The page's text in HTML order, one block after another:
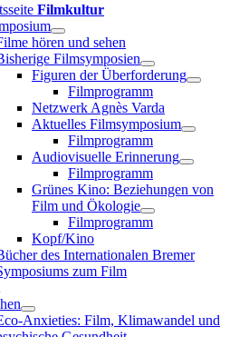
Filmkultur
hören und sehen
Filmsymposien
Figuren der Überforderung
Filmprogramm
Netzwerk Agnès Varda
Aktuelles Filmsymposium
Filmprogramm
Audiovisuelle Erinnerung
Filmprogramm
Grünes Kino: Beziehungen von
Film und Ökologie
Filmprogramm
Kopf/Kino
des Internationalen Bremer
zum Film
Anxieties: Film, Klimawandel und